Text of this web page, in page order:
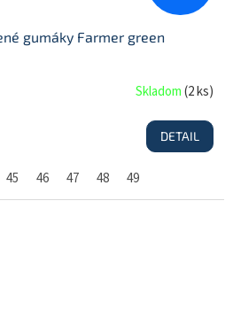
gumáky Farmer green
Skladom(2 ks)
DETAIL
45 46 47 48 49